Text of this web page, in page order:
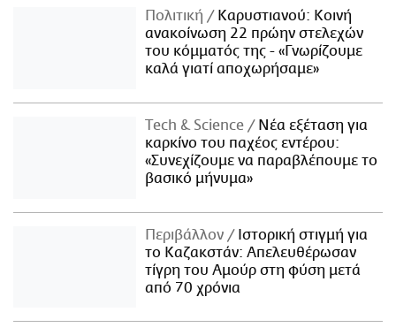
Πολιτική
Καρυστιανού: Κοινή
ανακοίνωση 22 πρώην στελεχών
του κόμματός της - «Γνωρίζουμε
καλά γιατί αποχωρήσαμε»
Τech & Science
Νέα εξέταση για
καρκίνο του παχέος εντέρου:
«Συνεχίζουμε να παραβλέπουμε το
βασικό μήνυμα»
Περιβάλλον
Ιστορική στιγμή για
το Καζακστάν: Απελευθέρωσαν
τίγρη του Αμούρ στη φύση μετά
από 70 χρόνια